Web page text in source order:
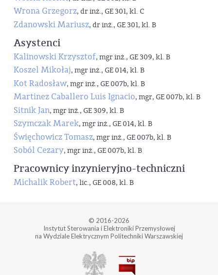
Wrona Grzegorz, dr inż., GE 301, kl. C
Zdanowski Mariusz, dr inż., GE 301, kl. B
Asystenci
Kalinowski Krzysztof, mgr inż., GE 309, kl. B
Koszel Mikołaj, mgr inż., GE 014, kl. B
Kot Radosław, mgr inż., GE 007b, kl. B
Martinez Caballero Luis Ignacio, mgr, GE 007b, kl. B
Sitnik Jan, mgr inż., GE 309, kl. B
Szymczak Marek, mgr inż., GE 014, kl. B
Święchowicz Tomasz, mgr inż., GE 007b, kl. B
Soból Cezary, mgr inż., GE 007b, kl. B
Pracownicy inzynieryjno-techniczni
Michalik Robert, lic., GE 008, kl. B
© 2016-2026
Instytut Sterowania i Elektroniki Przemysłowej
na Wydziale Elektrycznym Politechniki Warszawskiej